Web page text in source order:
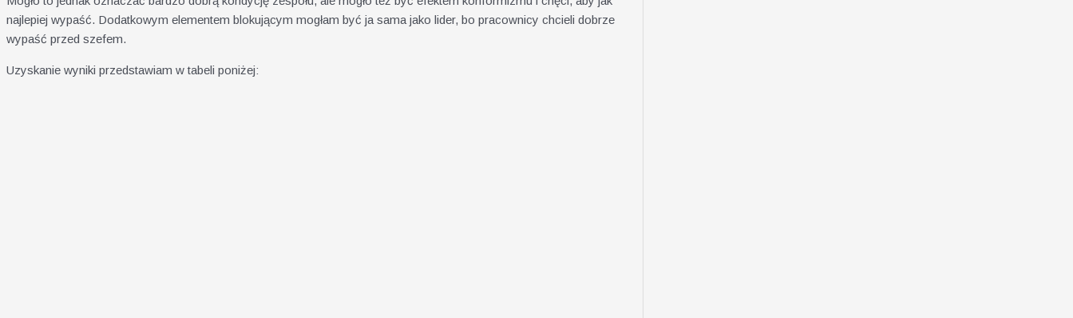
najlepiej wypaść. Dodatkowym elementem blokującym mogłam być ja sama jako lider, bo pracownicy chcieli dobrze
wypaść przed szefem.
Uzyskanie wyniki przedstawiam w tabeli poniżej: